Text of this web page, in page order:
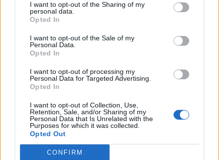
I want to opt-out of the Sharing of my
personal data.
Opted In
I want to opt-out of the Sale of my
Personal Data.
Opted In
I want to opt-out of processing my
Personal Data for Targeted Advertising.
Opted In
I want to opt-out of Collection, Use,
Retention, Sale, and/or Sharing of my
Personal Data that Is Unrelated with the
Purposes for which it was collected.
Opted Out
CONFIRM
milliókat bukhatnak, ha erről az egy dologról
elfeledkeznek
A felvételi ponthatárok kihirdetésével felpörgő
albérletpiacon a bérlők és a tulajdonosok is hajlamosak